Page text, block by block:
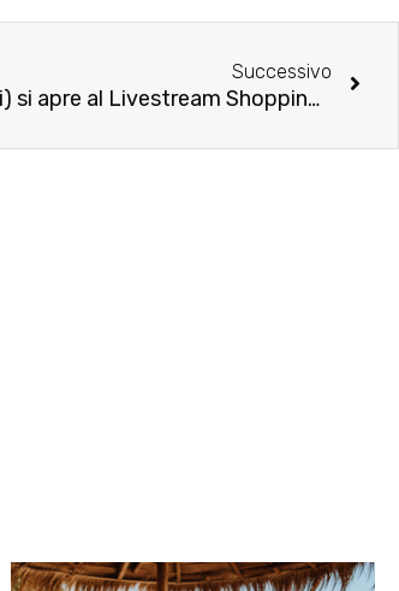
Successivo
Così Bath & Body Works (Gruppo Percassi) si apre al Livestream Shopping grazie a Marlene